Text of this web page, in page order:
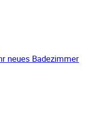
neues Badezimmer